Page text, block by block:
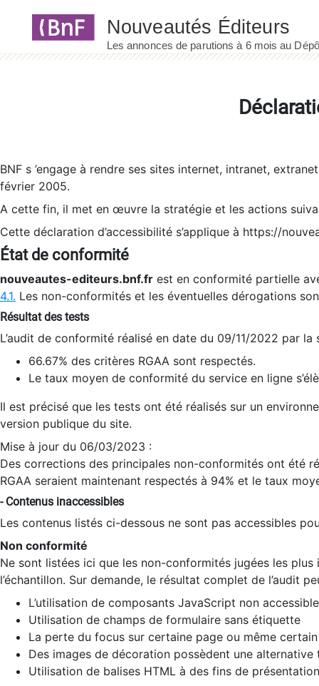
BNF s ’engage à rendre ses sites internet, intranet,
février 2005.
A cette fin, il met en œuvre la stratégie et les actions
Cette déclaration d’accessibilité s’applique à https://
État de conformité
nouveautes-editeurs.bnf.fr est en conformité partielle
4.1. Les non-conformités et les éventuelles dérogations
Résultat des tests
L’audit de conformité réalisé en date du 09/11/2022 par
66.67% des critères RGAA sont respectés.
Le taux moyen de conformité du service en ligne
Il est précisé que les tests ont été réalisés sur un
version publique du site.
Mise à jour du 06/03/2023 :
Des corrections des principales non-conformités ont été
RGAA seraient maintenant respectés à 94% et le taux
- Contenus inaccessibles
Les contenus listés ci-dessous ne sont pas accessibles
Non conformité
Ne sont listées ici que les non-conformités jugées les
l’échantillon. Sur demande, le résultat complet de l’audit
L’utilisation de composants JavaScript non
Utilisation de champs de formulaire sans étiquette
La perte du focus sur certaine page ou même
Des images de décoration possèdent une alternative
Utilisation de balises HTML à des fins de